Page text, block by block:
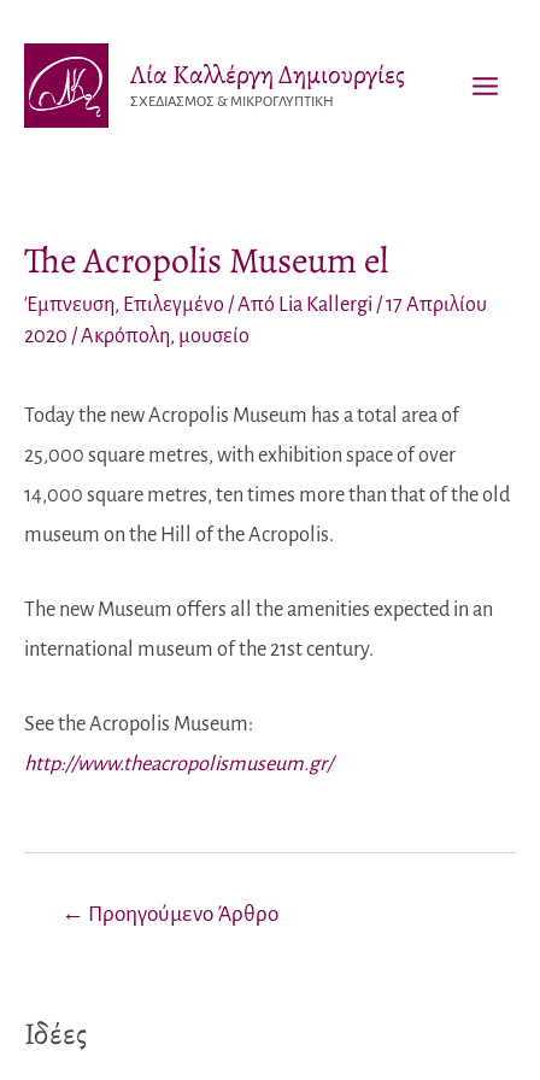
περιεχόμενο
Λία Καλλέργη Δημιουργίες
ΣΧΕΔΙΑΣΜΟΣ & ΜΙΚΡΟΓΛΥΠΤΙΚΗ
The Acropolis Museum el
Έμπνευση, Επιλεγμένο / Από Lia Kallergi /17 Απριλίου
2020 /Ακρόπολη, μουσείο
Today the new Acropolis Museum has a total area of
25,000 square metres, with exhibition space of over
14,000 square metres, ten times more than that of the old
museum on the Hill of the Acropolis.
The new Museum offers all the amenities expected in an
international museum of the 21st century.
See the Acropolis Museum:
http://www.theacropolismuseum.gr/
Πλοήγηση
← Προηγούμενο Άρθρο
Ιδέες